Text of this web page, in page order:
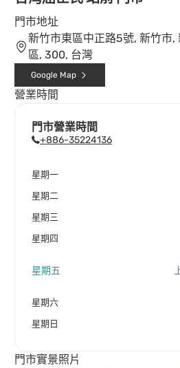
門市地址
新竹市東區中正路5號, 新竹市,
區, 300, 台灣
Google Map
營業時間
門市營業時間
+886-35224136
星期一
星期二
星期三
星期四
星期五
星期六
星期日
門市實景照片